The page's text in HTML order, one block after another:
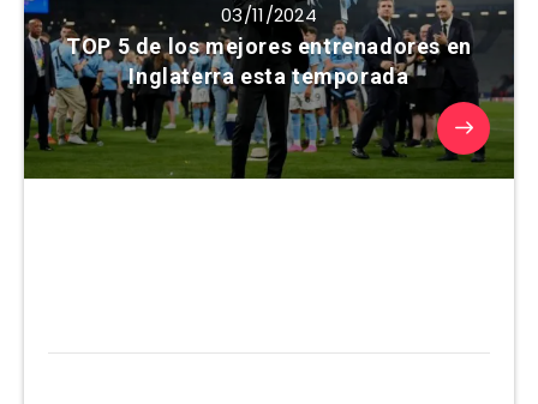
03/11/2024
TOP 5 de los mejores entrenadores en
Inglaterra esta temporada